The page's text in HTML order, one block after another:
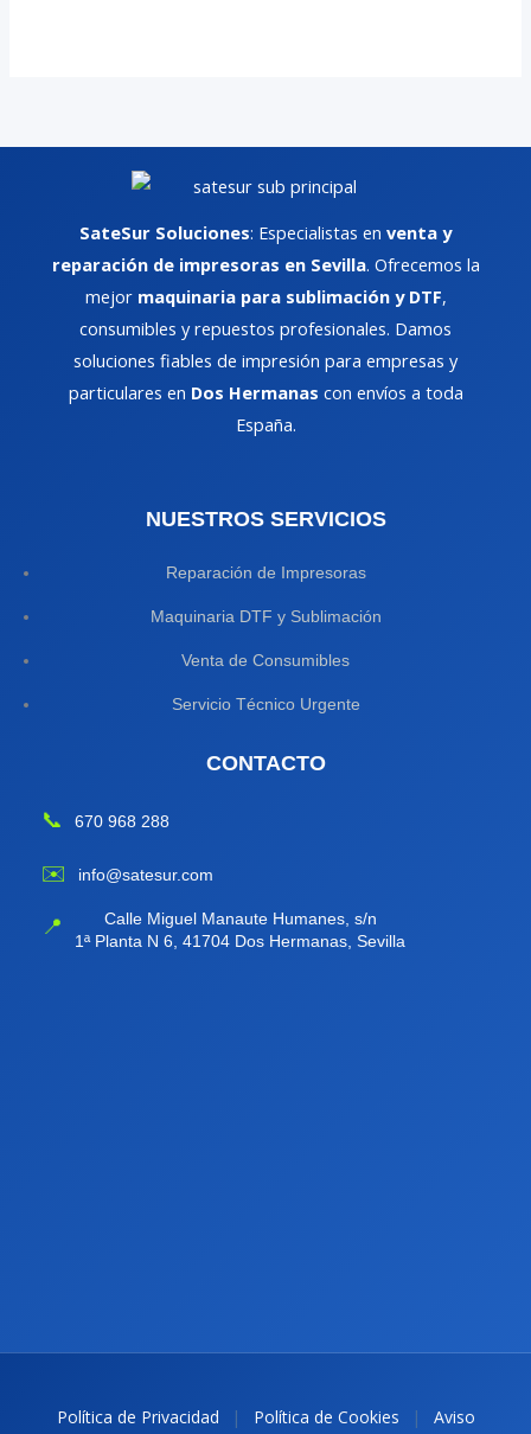
SateSur Soluciones: Especialistas en venta y
reparación de impresoras en Sevilla. Ofrecemos la
mejor maquinaria para sublimación y DTF,
consumibles y repuestos profesionales. Damos
soluciones fiables de impresión para empresas y
particulares en Dos Hermanas con envíos a toda
España.
NUESTROS SERVICIOS
Reparación de Impresoras
Maquinaria DTF y Sublimación
Venta de Consumibles
Servicio Técnico Urgente
CONTACTO
📞 670 968 288
✉️ info@satesur.com
📍
Calle Miguel Manaute Humanes, s/n
1ª Planta N 6, 41704 Dos Hermanas, Sevilla
Política de Privacidad | Política de Cookies | Aviso